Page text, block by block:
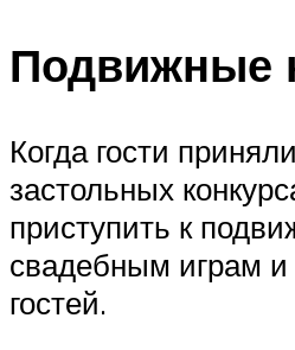
Подвижные
Когда гости
застольных
приступить к
свадебным играм и
гостей.